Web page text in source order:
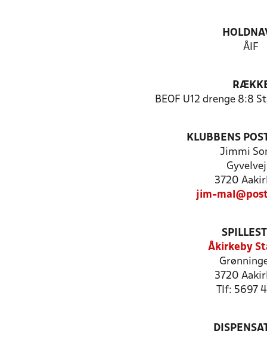
ÅIF
BEOF U12 drenge 8:8
KLUBBENS
Jimmi
3720
jim-
Åkirkeby
3720
Tlf: 5697